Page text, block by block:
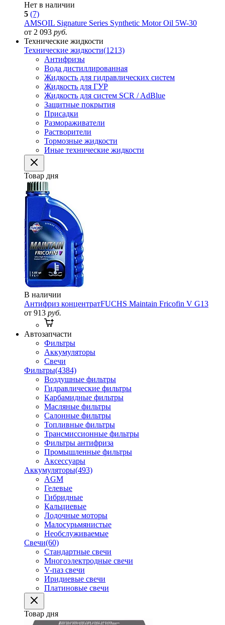
Нет в наличии
5 (7)
AMSOIL Signature Series Synthetic Motor Oil 5W-30
от 2 093 руб.
Технические жидкости
Технические жидкости(1213)
Антифризы
Вода дистиллированная
Жидкость для гидравлических систем
Жидкость для ГУР
Жидкость для систем SCR / AdBlue
Защитные покрытия
Присадки
Размораживатели
Растворители
Тормозные жидкости
Иные технические жидкости
Товар дня
В наличии
Антифриз концентратFUCHS Maintain Fricofin V G13
от 913 руб.
Автозапчасти
Фильтры
Аккумуляторы
Свечи
Фильтры(4384)
Воздушные фильтры
Гидравлические фильтры
Карбамидные фильтры
Масляные фильтры
Салонные фильтры
Топливные фильтры
Трансмиссионные фильтры
Фильтры антифриза
Промышленные фильтры
Аксессуары
Аккумуляторы(493)
AGM
Гелевые
Гибридные
Кальциевые
Лодочные моторы
Малосурьмянистые
Необслуживаемые
Свечи(60)
Стандартные свечи
Многоэлектродные свечи
V-паз свечи
Иридиевые свечи
Платиновые свечи
Товар дня